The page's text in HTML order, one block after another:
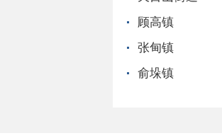
顾高镇
张甸镇
俞垛镇